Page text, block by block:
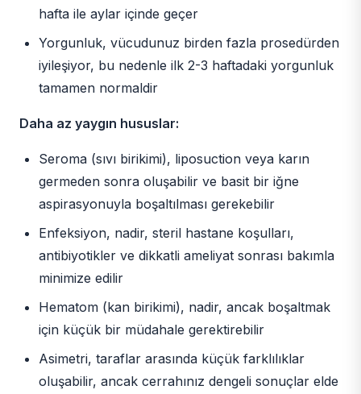
hafta ile aylar içinde geçer
Yorgunluk, vücudunuz birden fazla prosedürden
iyileşiyor, bu nedenle ilk 2-3 haftadaki yorgunluk
tamamen normaldir
Daha az yaygın hususlar:
Seroma (sıvı birikimi), liposuction veya karın
germeden sonra oluşabilir ve basit bir iğne
aspirasyonuyla boşaltılması gerekebilir
Enfeksiyon, nadir, steril hastane koşulları,
antibiyotikler ve dikkatli ameliyat sonrası bakımla
minimize edilir
Hematom (kan birikimi), nadir, ancak boşaltmak
için küçük bir müdahale gerektirebilir
Asimetri, taraflar arasında küçük farklılıklar
oluşabilir, ancak cerrahınız dengeli sonuçlar elde